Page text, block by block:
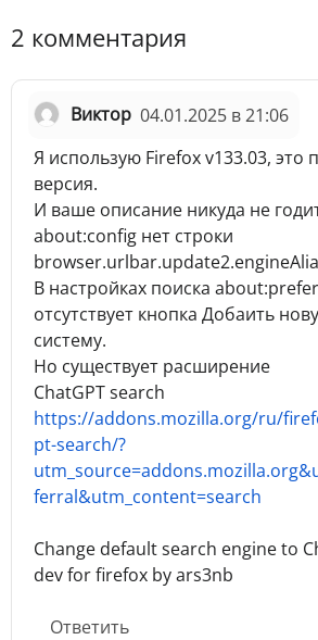
2 комментария
Виктор 04.01.2025 в 21:06
Я использую Firefox v133.03, это
версия.
И ваше описание никуда не
about:config нет строки
В настройках поиска
отсутствует кнопка Добаить
систему.
Но существует расширение
ChatGPT search
https://addons.mozilla.org/ru/
pt-search/?
ferral&utm_content=search
Change default search engine to
dev for firefox by ars3nb
Ответить